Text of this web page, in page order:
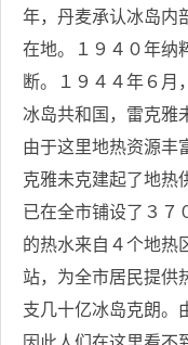
年，丹麦承认冰岛内
在地。１９４０年纳
断。１９４４年６月
冰岛共和国，雷克雅
由于这里地热资源丰
克雅未克建起了地热
已在全市铺设了３７
的热水来自４个地热
站，为全市居民提供
支几十亿冰岛克朗。